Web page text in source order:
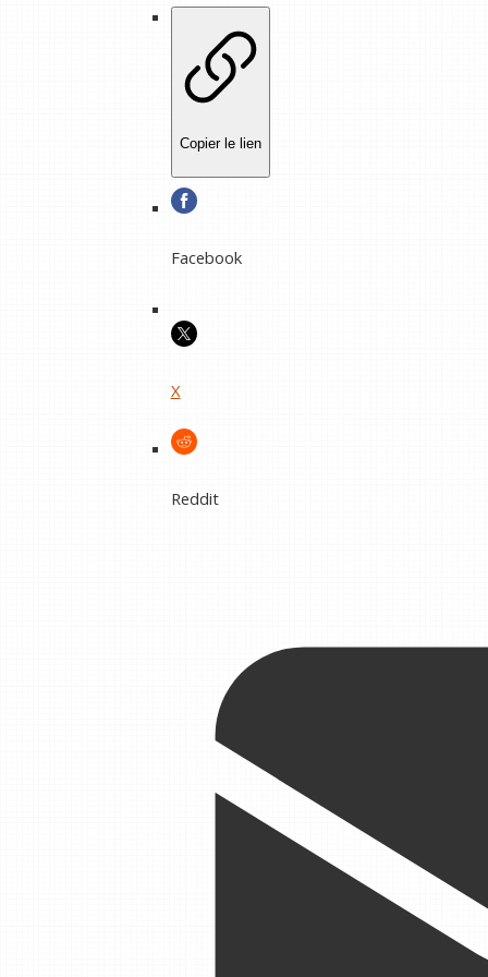
Copier le lien
Facebook
X
Reddit